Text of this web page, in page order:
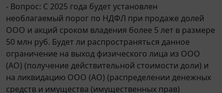
- Вопрос: С 2025 года будет установлен
необлагаемый порог по НДФЛ при продаже долей
ООО и акций сроком владения более 5 лет в размере
50 млн руб. Будет ли распространяться данное
ограничение на выход физического лица из ООО
(АО) (получение действительной стоимости доли) и
на ликвидацию ООО (АО) (распределении денежных
средств и имущества (имущественных прав)